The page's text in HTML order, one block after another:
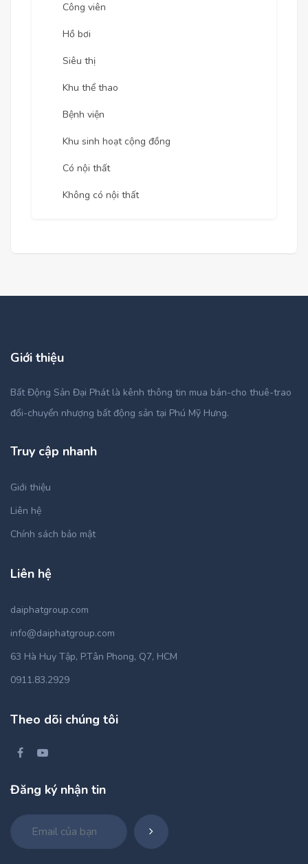
Công viên
Hồ bơi
Siêu thị
Khu thể thao
Bệnh viện
Khu sinh hoạt cộng đồng
Có nội thất
Không có nội thất
Giới thiệu
Bất Động Sản Đại Phát là kênh thông tin mua bán-cho thuê-trao
đổi-chuyển nhượng bất động sản tại Phú Mỹ Hưng.
Truy cập nhanh
Giới thiệu
Liên hệ
Chính sách bảo mật
Liên hệ
daiphatgroup.com
info@daiphatgroup.com
63 Hà Huy Tập, P.Tân Phong, Q7, HCM
0911.83.2929
Theo dõi chúng tôi
Đăng ký nhận tin